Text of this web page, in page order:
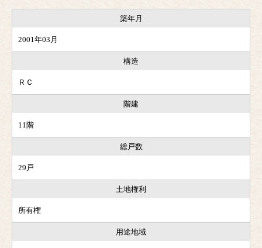
築年月
2001年03月
構造
ＲＣ
階建
11階
総戸数
29戸
土地権利
所有権
用途地域